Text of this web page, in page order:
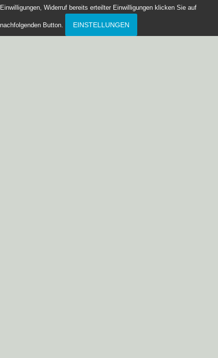
Einwilligungen, Widerruf bereits erteilter Einwilligungen klicken Sie auf
nachfolgenden Button. EINSTELLUNGEN